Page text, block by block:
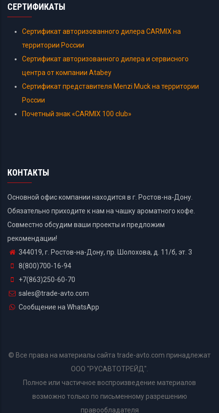
СЕРТИФИКАТЫ
Сертификат авторизованного дилера CARMIX на
территории России
Сертификат авторизованного дилера и сервисного
центра от компании Atabey
Сертификат представителя Menzi Muck на территории
России
Почетный знак «CARMIX 100 club»
КОНТАКТЫ
Основной офис компании находится в г. Ростов-на-Дону.
Обязательно приходите к нам на чашку ароматного кофе.
Совместно обсудим ваши проекты и предложим
рекомендации!
344019, г. Ростов-на-Дону, пр. Шолохова, д. 11/б, эт. 3
8(800)700-16-94
+7(863)250-60-70
sales@trade-avto.com
Сообщение на WhatsApp
© Все права на материалы сайта trade-avto.com принадлежат
ООО "РУСАВТОТРЕЙД".
Полное или частичное воспроизведение материалов
возможно только по письменному разрешению
правообладателя